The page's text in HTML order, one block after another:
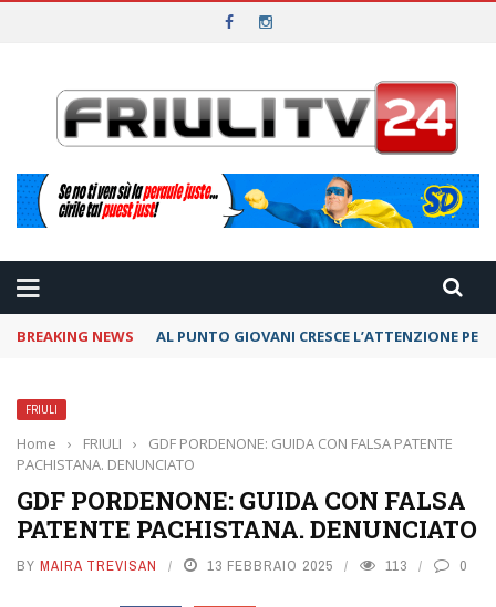
BREAKING NEWS AL PUNTO GIOVANI CRESCE L’ATTENZIONE
FRIULI
Home › FRIULI ›
GDF PORDENONE: GUIDA CON FALSA PATENTE
PACHISTANA. DENUNCIATO
GDF PORDENONE: GUIDA CON FALSA
PATENTE PACHISTANA. DENUNCIATO
BY MAIRA TREVISAN 13 FEBBRAIO 2025 113 0